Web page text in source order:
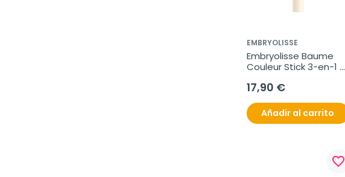
EMBRYOLISSE
Embryolisse Baume
Couleur Stick 3-en-1
17,90 €
Añadir al carrito
favorite_border